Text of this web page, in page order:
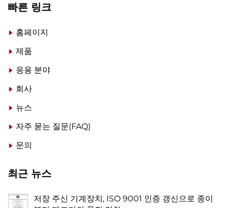
빠른 링크
홈페이지
제품
응용 분야
회사
뉴스
자주 묻는 질문(FAQ)
문의
최근 뉴스
저장 주신 기계장치, ISO 9001 인증 갱신으로 종이